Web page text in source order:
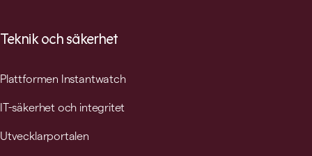
Teknik och säkerhet
Plattformen Instantwatch
IT-säkerhet och integritet
Utvecklarportalen